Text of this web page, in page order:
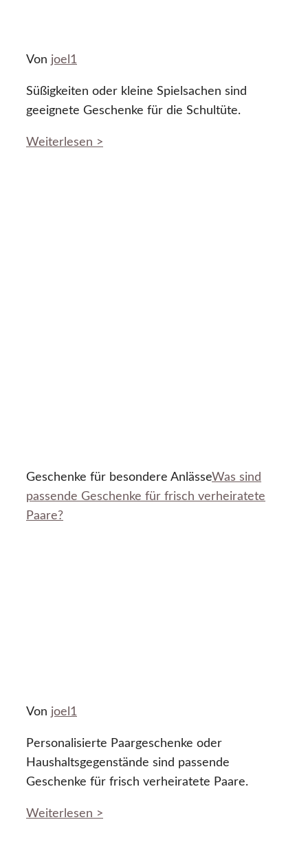
Von joel1
Süßigkeiten oder kleine Spielsachen sind
geeignete Geschenke für die Schultüte.
Weiterlesen >
Geschenke für besondere AnlässeWas sind
passende Geschenke für frisch verheiratete
Paare?
Von joel1
Personalisierte Paargeschenke oder
Haushaltsgegenstände sind passende
Geschenke für frisch verheiratete Paare.
Weiterlesen >